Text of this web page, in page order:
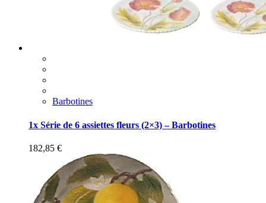
Barbotines
1x Série de 6 assiettes fleurs (2×3) – Barbotines
182,85 €